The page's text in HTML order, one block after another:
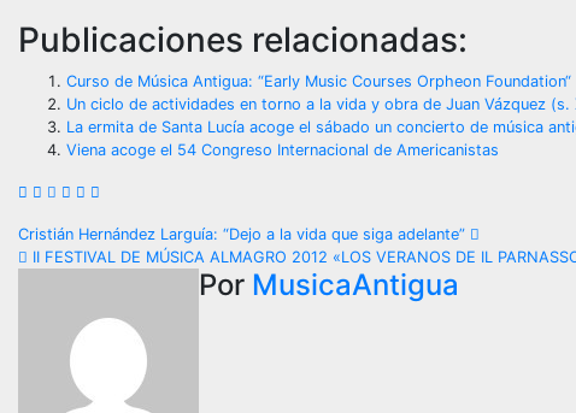
Publicaciones relacionadas:
Curso de Música Antigua: “Early Music Courses Orpheon Foundation“
Un ciclo de actividades en torno a la vida y obra de Juan Vázquez (s.
La ermita de Santa Lucía acoge el sábado un concierto de música
Viena acoge el 54 Congreso Internacional de Americanistas
Navegación
entradas
Cristián Hernández Larguía: “Dejo a la vida que siga adelante”
II FESTIVAL DE MÚSICA ALMAGRO 2012 «LOS VERANOS DE IL
Por MusicaAntigua